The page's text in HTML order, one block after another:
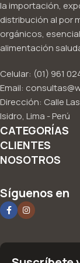
la importación,
distribución al por
orgánicos,
alimentación
Celular: (01) 961
Email:
Dirección: Calle
Isidro, Lima - Perú
CATEGORÍAS
CLIENTES
NOSOTROS
Síguenos en